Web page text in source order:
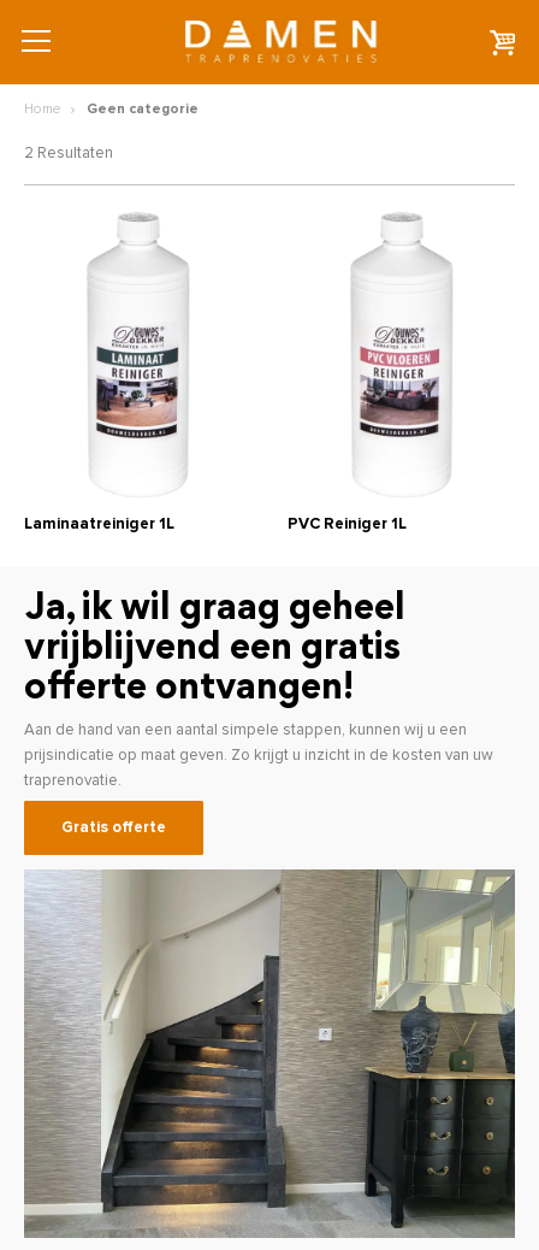
Home Geen categorie
2 Resultaten
Laminaatreiniger 1L PVC Reiniger 1L
Ja, ik wil graag geheel
vrijblijvend een gratis
offerte ontvangen!
Aan de hand van een aantal simpele stappen, kunnen wij u een
prijsindicatie op maat geven. Zo krijgt u inzicht in de kosten van uw
traprenovatie.
Gratis offerte